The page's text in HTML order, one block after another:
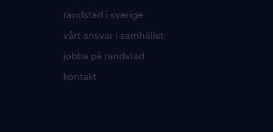
randstad i sverige
vårt ansvar i samhället
jobba på randstad
kontakt